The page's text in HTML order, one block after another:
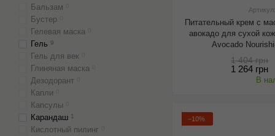
Питательный крем с
авокадо для сухой
Avocado
1 404 грн
1 264 грн
В
−10%
Бальзам
Бустер
Гелевая маска
Гель 9
Гель для век
Глиняная маска
Дезодорант
Капли
Капсулы
Карандаш 1
Кислотный пилинг